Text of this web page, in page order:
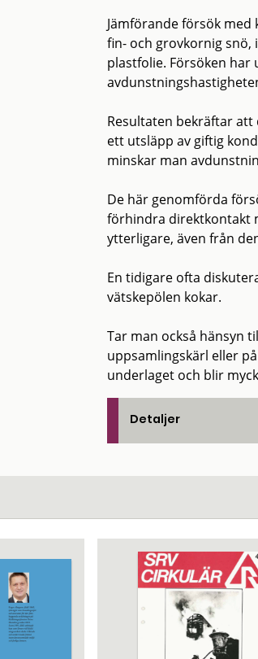
Jämförande försök
fin- och grovkornig snö,
plastfolie. Försöken har
Resultaten bekräftar
ett utsläpp av giftig
minskar man
De här genomförda
förhindra direktkontakt
ytterligare, även från
En tidigare ofta
vätskepölen kokar.
Tar man också hänsyn
uppsamlingskärl eller
underlaget och blir
Detaljer